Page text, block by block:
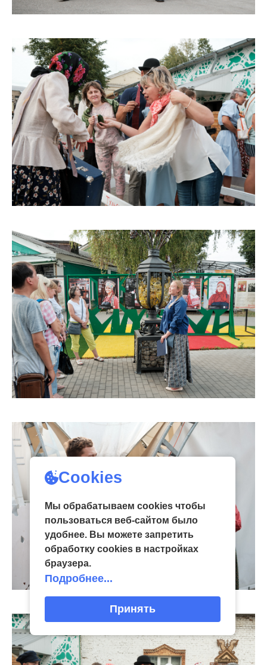
Cookies
Мы обрабатываем cookies чтобы
пользоваться веб-сайтом было
удобнее. Вы можете запретить
обработку сookies в настройках
браузера.
Подробнее...
Принять